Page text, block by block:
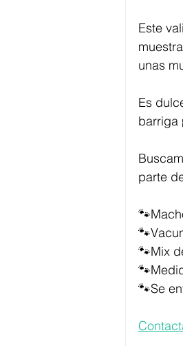
Este
unas
Es
barriga
parte
🐾Mix
🐾Se